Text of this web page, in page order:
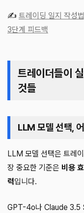
✍️ 트레이딩 일지 작성
3단계 피드백
트레이더들이
것들
LLM 모델 선택,
LLM 모델 선택은 트레
장 중요한 기준은 비용
력입니다.
GPT-4o나 Claude 3.5